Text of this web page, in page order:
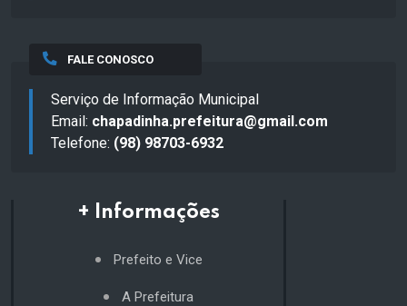
FALE CONOSCO
Serviço de Informação Municipal
Email: chapadinha.prefeitura@gmail.com
Telefone: (98) 98703-6932
+ Informações
Prefeito e Vice
A Prefeitura